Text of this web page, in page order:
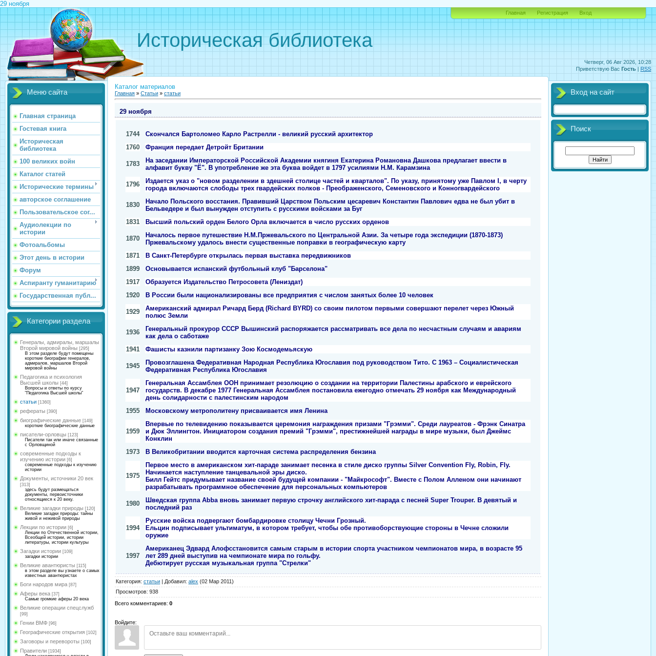
29 ноября
Четверг, 06 Авг 2026, 10:28
Приветствую Вас Гость | RSS
Историческая библиотека
Главная Регистрация Вход
Меню сайта
Главная страница
Гостевая книга
Историческая
библиотека
100 великих войн
Каталог статей
Исторические термины
авторское соглашение
Пользовательское сог...
Аудиолекции по
истории
Фотоальбомы
Этот день в истории
Форум
Аспиранту гуманитарию
Государственная публ...
Категории раздела
Генералы, адмиралы, маршалы
Второй мировой войны [295]
В этом разделе будут помещены
короткие биографии генералов,
адмиралов, маршалов Второй
мировой войны
Педагогика и психология
Высшей школы [44]
Вопросы и ответы по курсу
"Педагогика Высшей школы"
статьи [1360]
рефераты [390]
биографические данные [149]
короткие биографические данные
писатели-орловцы [123]
Писатели так или иначе связанные
с Орловщиной
современные подходы к
изучению истории [6]
современные подходы к изучению
истории
Документы, источники 20 век
[313]
здесь будут размещаться
документы, первоисточники
относящиеся к 20 веку.
Великие загадки природы [120]
Великие загадки природы: тайны
живой и неживой природы
Лекции по истории [6]
Лекции по Отечественной истории,
Всеобщей истории, истории
литературы, истории культуры
Загадки истории [109]
загадки истории
Великие авантюристы [115]
в этом разделе вы узнаете о самых
известных авантюристах
Боги народов мира [87]
Аферы века [37]
Самые громкие аферы 20 века
Великие операции спецслужб
[99]
Гении ВМФ [96]
Географические открытия [102]
Заговоры и перевороты [100]
Правители [1934]
Каталог материалов
Главная » Статьи » статьи
29 ноября
1744
Скончался Бартоломео Карло Растрелли - великий русский архитектор
1760
Франция передает Детройт Британии
1783
На заседании Императорской Российской Академии княгиня Екатерина Романовна Дашкова предлагает ввести в
алфавит букву "Ё". В употребление же эта буква войдет в 1797 усилиями Н.М. Карамзина
1796
Издается указ о "новом разделении в здешней столице частей и кварталов". По указу, принятому уже Павлом I, в черту
города включаются слободы трех гвардейских полков - Преображенского, Семеновского и Конногвардейского
1830
Начало Польского восстания. Правивший Царством Польским цесаревич Константин Павлович едва не был убит в
Бельведере и был вынужден отступить с русскими войсками за Буг
1831
Высший польский орден Белого Орла включается в число русских орденов
1870
Началось первое путешествие Н.М.Пржевальского по Центральной Азии. За четыре года экспедиции (1870-1873)
Пржевальскому удалось внести существенные поправки в географическую карту
1871
В Санкт-Петербурге открылась первая выставка передвижников
1899
Основывается испанский футбольный клуб "Барселона"
1917
Образуется Издательство Петросовета (Лениздат)
1920
В России были национализированы все предприятия с числом занятых более 10 человек
1929
Американский адмирал Ричард Берд (Richard BYRD) со своим пилотом первыми совершают перелет через Южный
полюс Земли
1936
Генеральный прокурор СССР Вышинский распоряжается рассматривать все дела по несчастным случаям и авариям
как дела о саботаже
1941
Фашисты казнили партизанку Зою Космодемьяскую
1945
Провозглашена Федеративная Народная Республика Югославия под руководством Тито. С 1963 – Социалистическая
Федеративная Республика Югославия
1947
Генеральная Ассамблея ООН принимает резолюцию о создании на территории Палестины арабского и еврейского
государств. В декабре 1977 Генеральная Ассамблея постановила ежегодно отмечать 29 ноября как Международный
день солидарности с палестинским народом
1955
Московскому метрополитену присваивается имя Ленина
1959
Впервые по телевидению показывается церемония награждения призами "Грэмми". Среди лауреатов - Фрэнк Синатра
и Дюк Эллингтон. Инициатором создания премий "Грэмми", престижнейшей награды в мире музыки, был Джеймс
Конклин
1973
В Великобритании вводится карточная система распределения бензина
1975
Первое место в американском хит-параде занимает песенка в стиле диско группы Silver Convention Fly, Robin, Fly.
Начинается наступление танцевальной эры диско.
Билл Гейтс придумывает название своей будущей компании - "Майкрософт". Вместе с Полом Алленом они начинают
разрабатывать программное обеспечение для персональных компьютеров
1980
Шведская группа Abba вновь занимает первую строчку английского хит-парада с песней Super Trouper. В девятый и
последний раз
1994
Русские войска подвергают бомбардировке столицу Чечни Грозный.
Ельцин подписывает ультиматум, в котором требует, чтобы обе противоборствующие стороны в Чечне сложили
оружие
1997
Американец Эдвард Алофсстановится самым старым в истории спорта участником чемпионатов мира, в возрасте 95
лет 289 дней выступив на чемпионате мира по гольфу.
Дебютирует русская музыкальная группа "Стрелки"
Категория: статьи | Добавил: alex (02 Мар 2011)
Просмотров: 938
Всего комментариев: 0
Войдите:
Вход на сайт
Поиск